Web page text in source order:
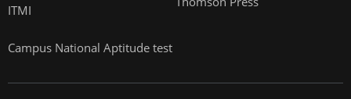
ITMI
Campus National Aptitude test